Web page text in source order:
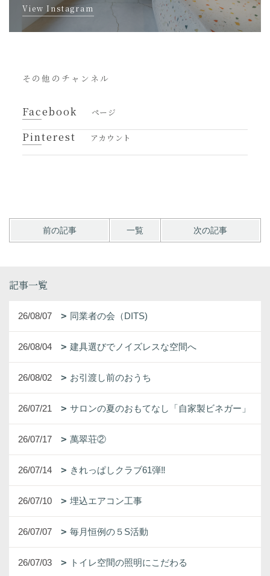
View Instagram
その他のチャンネル
Facebook ページ
Pinterest アカウント
前の記事 一覧 次の記事
記事一覧
26/08/07 同業者の会（DITS)
26/08/04 建具選びでノイズレスな空間へ
26/08/02 お引渡し前のおうち
26/07/21 サロンの夏のおもてなし「自家製ビネガー」
26/07/17 萬翠荘②
26/07/14 きれっぱしクラブ61弾‼
26/07/10 埋込エアコン工事
26/07/07 毎月恒例の５S活動
26/07/03 トイレ空間の照明にこだわる